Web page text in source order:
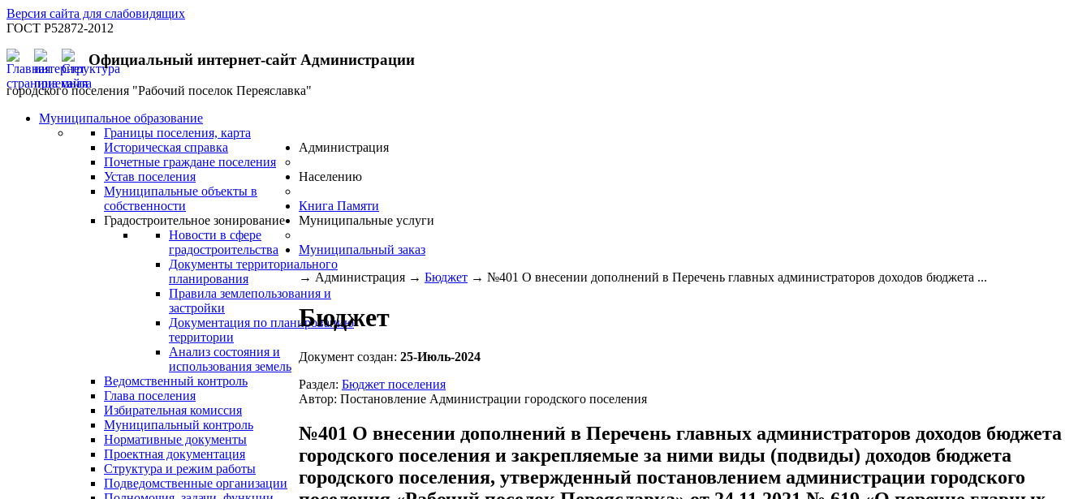
Версия сайта для слабовидящих
ГОСТ Р52872-2012
Официальный интернет-сайт Администрации
городского поселения "Рабочий поселок Переяславка"
Муниципальное образование
Границы поселения, карта
Историческая справка
Почетные граждане поселения
Устав поселения
Муниципальные объекты в
собственности
Градостроительное зонирование
Новости в сфере
градостроительства
Документы территориального
планирования
Правила землепользования и
застройки
Документация по планированию
территории
Анализ состояния и
использования земель
Ведомственный контроль
Глава поселения
Избирательная комиссия
Муниципальный контроль
Администрация
Нормативные документы
Проектная документация
Структура и режим работы
Подведомственные организации
Населению
Книга Памяти
Муниципальные услуги
Муниципальный заказ
→ Администрация → Бюджет → №401 О внесении дополнений в Перечень главных администраторов доходов бюджета ...
Бюджет
Документ создан: 25-Июль-2024
Раздел: Бюджет поселения
Автор: Постановление Администрации городского поселения
№401 О внесении дополнений в Перечень главных администраторов доходов бюджета
городского поселения и закрепляемые за ними виды (подвиды) доходов бюджета
городского поселения, утвержденный постановлением администрации городского